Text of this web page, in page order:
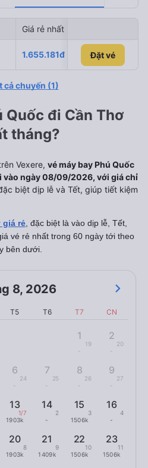
Giá rẻ nhất
1.655.181đ Đặt vé
Đặt vé
cả chuyến (1)
Quốc đi Cần Thơ
tháng?
Vexere, vé máy bay Phú Quốc
vào ngày 08/09/2026, với giá chỉ
biệt dịp lễ và Tết, giúp tiết kiệm
giá rẻ , đặc biệt là vào dịp lễ, Tết,
vé rẻ nhất trong 60 ngày tới theo
bên dưới.
8, 2026
T5 T6 T7 CN
1
19
-
2
20
-
6
24
-
7
25
-
8
26
-
9
27
-
13
1/7
1903k
14
2
-
15
3
1506k
16
4
-
20
8
1903k
21
9
1409k
22
10
1506k
23
11
1506k